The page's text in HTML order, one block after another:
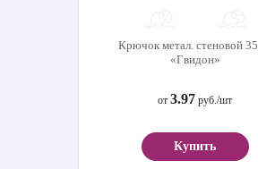
Крючок метал. стеновой
«Гвидон»
от3.97 руб./шт
Купить